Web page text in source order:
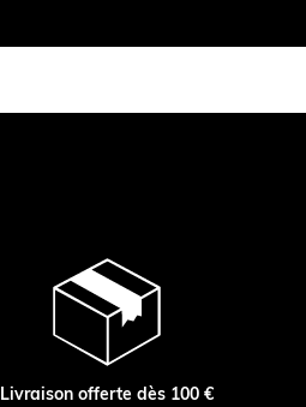
Livraison offerte dès 100 €